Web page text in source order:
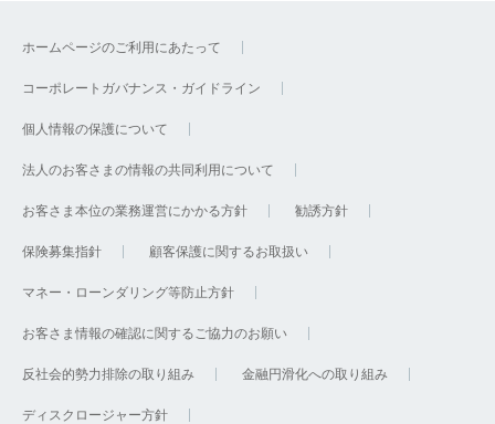
ホームページのご利用にあたって
コーポレートガバナンス・ガイドライン
個人情報の保護について
法人のお客さまの情報の共同利用について
お客さま本位の業務運営にかかる方針 勧誘方針
保険募集指針 顧客保護に関するお取扱い
マネー・ローンダリング等防止方針
お客さま情報の確認に関するご協力のお願い
反社会的勢力排除の取り組み 金融円滑化への取り組み
ディスクロージャー方針